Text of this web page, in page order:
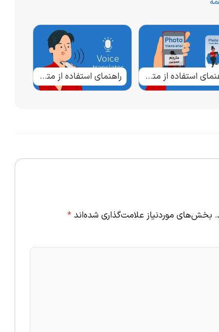
راهنمای استفاده از مترجم تصویری فست دیکشنری راهنمای استفاده از مترجم صوتی فست دیکشنری
بخش‌های موردنیاز علامت‌گذاری شده‌اند*